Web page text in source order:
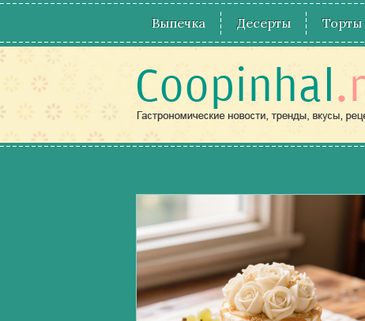
Выпечка Десерты Торты